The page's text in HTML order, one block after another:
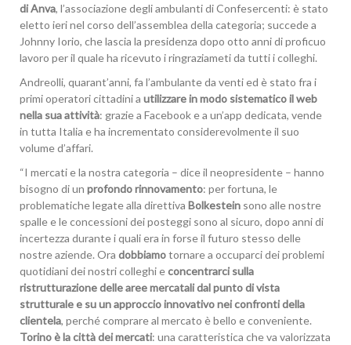
di Anva, l’associazione degli ambulanti di Confesercenti: è stato
eletto ieri nel corso dell’assemblea della categoria; succede a
Johnny Iorio, che lascia la presidenza dopo otto anni di proficuo
lavoro per il quale ha ricevuto i ringraziameti da tutti i colleghi.
Andreolli, quarant’anni, fa l’ambulante da venti ed è stato fra i
primi operatori cittadini a utilizzare in modo sistematico il web
nella sua attività: grazie a Facebook e a un’app dedicata, vende
in tutta Italia e ha incrementato considerevolmente il suo
volume d’affari.
“I mercati e la nostra categoria – dice il neopresidente – hanno
bisogno di un profondo rinnovamento: per fortuna, le
problematiche legate alla direttiva Bolkestein sono alle nostre
spalle e le concessioni dei posteggi sono al sicuro, dopo anni di
incertezza durante i quali era in forse il futuro stesso delle
nostre aziende. Ora dobbiamotornare a occuparci dei problemi
quotidiani dei nostri colleghi econcentrarci sulla
ristrutturazione delle aree mercatali dal punto di vista
strutturale e su un approccio innovativo nei confronti della
clientela, perché comprare al mercato è bello e conveniente.
Torino è la città dei mercati: una caratteristica che va valorizzata